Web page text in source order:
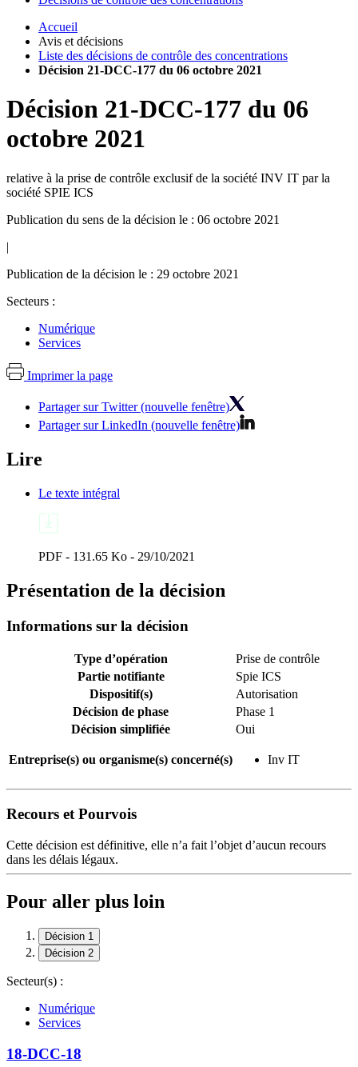
Accueil
Avis et décisions
Liste des décisions de contrôle des concentrations
Décision 21-DCC-177 du 06 octobre 2021
Décision 21-DCC-177 du 06
octobre 2021
relative à la prise de contrôle exclusif de la société INV IT par la
société SPIE ICS
Publication du sens de la décision le : 06 octobre 2021
|
Publication de la décision le : 29 octobre 2021
Secteurs :
Numérique
Services
Imprimer la page
Partager sur Twitter (nouvelle fenêtre)
Partager sur LinkedIn (nouvelle fenêtre)
Lire
Le texte intégral
PDF - 131.65 Ko - 29/10/2021
Présentation de la décision
Informations sur la décision
Type d’opération
Prise de contrôle
Partie notifiante
Spie ICS
Dispositif(s)
Autorisation
Décision de phase
Phase 1
Décision simplifiée
Oui
Entreprise(s) ou organisme(s) concerné(s) Inv IT
Recours et Pourvois
Cette décision est définitive, elle n’a fait l’objet d’aucun recours
dans les délais légaux.
Pour aller plus loin
Décision 1
Décision 2
Secteur(s) :
Numérique
Services
18-DCC-18